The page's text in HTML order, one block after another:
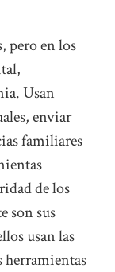
pero en los
Usan
enviar
familiares
de los
son sus
usan las